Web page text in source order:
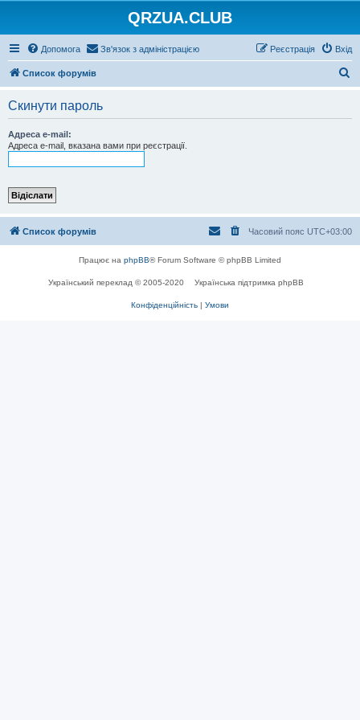
QRZUA.CLUB
Допомога Зв'язок з адміністрацією Вхід
Реєстрація
Список форумів
Скинути пароль
Адреса e-mail:
Адреса e-mail, вказана вами при реєстрації.
Список форумів Часовий пояс UTC+03:00
Працює на phpBB® Forum Software © phpBB Limited
Український переклад © 2005-2020 Українська підтримка phpBB
Конфіденційність | Умови